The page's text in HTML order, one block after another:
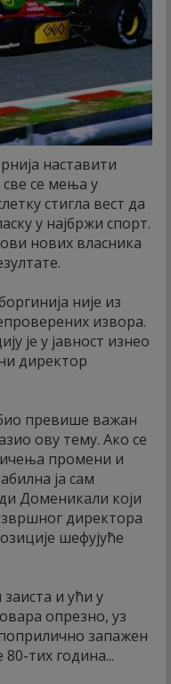
наставити
се мења у
стигла вест да
у најбржи спорт.
нових власника
није из
извора.
је у јавност изнео
директор
превише важан
ову тему. Ако се
промени и
ја сам
Доменикали који
директора
шефујуће
и ући у
опрезно, уз
запажен
тих година...